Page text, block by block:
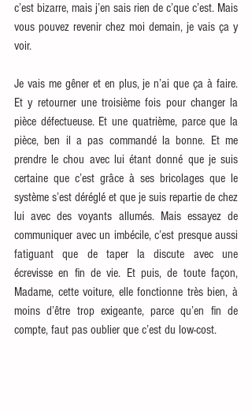
c’est bizarre, mais j’en sais rien de c’que c’est. Mais
vous pouvez revenir chez moi demain, je vais ça y
voir.
Je vais me gêner et en plus, je n’ai que ça à faire.
Et y retourner une troisième fois pour changer la
pièce défectueuse. Et une quatrième, parce que la
pièce, ben il a pas commandé la bonne. Et me
prendre le chou avec lui étant donné que je suis
certaine que c’est grâce à ses bricolages que le
système s’est déréglé et que je suis repartie de chez
lui avec des voyants allumés. Mais essayez de
communiquer avec un imbécile, c’est presque aussi
fatiguant que de taper la discute avec une
écrevisse en fin de vie. Et puis, de toute façon,
Madame, cette voiture, elle fonctionne très bien, à
moins d’être trop exigeante, parce qu’en fin de
compte, faut pas oublier que c’est du low-cost.